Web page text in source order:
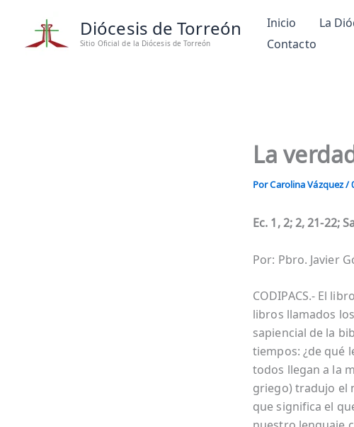
contenido
Diócesis de Torreón
Sitio Oficial de la Diócesis de Torreón
Inicio La
Contacto
La
PorCarolina Vázquez/
Ec. 1, 2; 2, 21-22;
Por: Pbro. Javier
CODIPACS.- El
libros llamados
sapiencial de la
tiempos: ¿de qué
todos llegan a la
griego) tradujo el
que significa el